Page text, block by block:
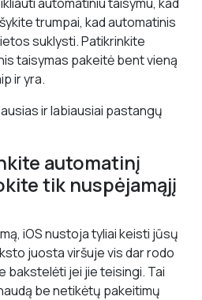
trumpai, kad automatinis
suklysti. Patikrinkite
taisymas pakeitė bent vieną
ir yra.
ir labiausiai pastangų
automatinį
tik nuspėjamąjį
iOS nustoja tyliai keisti jūsų
juosta viršuje vis dar rodo
bakstelėti jei jie teisingi. Tai
be netikėtų pakeitimų